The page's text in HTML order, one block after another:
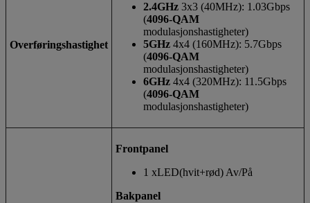
Overføringshastighet
2.4GHz 3x3 (40MHz): 1.03Gbps
(4096-QAM
modulasjonshastigheter)
5GHz 4x4 (160MHz): 5.7Gbps
(4096-QAM
modulasjonshastigheter)
6GHz 4x4 (320MHz): 11.5Gbps
(4096-QAM
modulasjonshastigheter)
Frontpanel
1 xLED(hvit+rød) Av/På
Bakpanel